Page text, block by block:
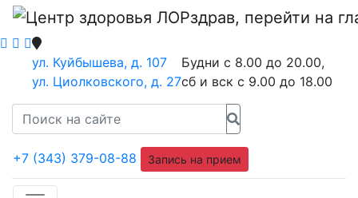
ул. Куйбышева, д. 107
ул. Циолковского, д. 27
Будни с 8.00 до 20.00,
сб и вск с 9.00 до 18.00
+7 (343) 379-08-88 Запись на прием